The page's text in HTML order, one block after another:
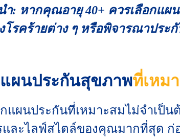
ำ: หากคุณอายุ 40+ ควรเลือกแผ
โรคร้ายต่าง ๆ หรือพิจารณาประ
ผนประกันสุขภาพที่เหม
กแผนประกันที่เหมาะสมไม่จำเป็
และไลฟ์สไตล์ของคุณมากที่สุด